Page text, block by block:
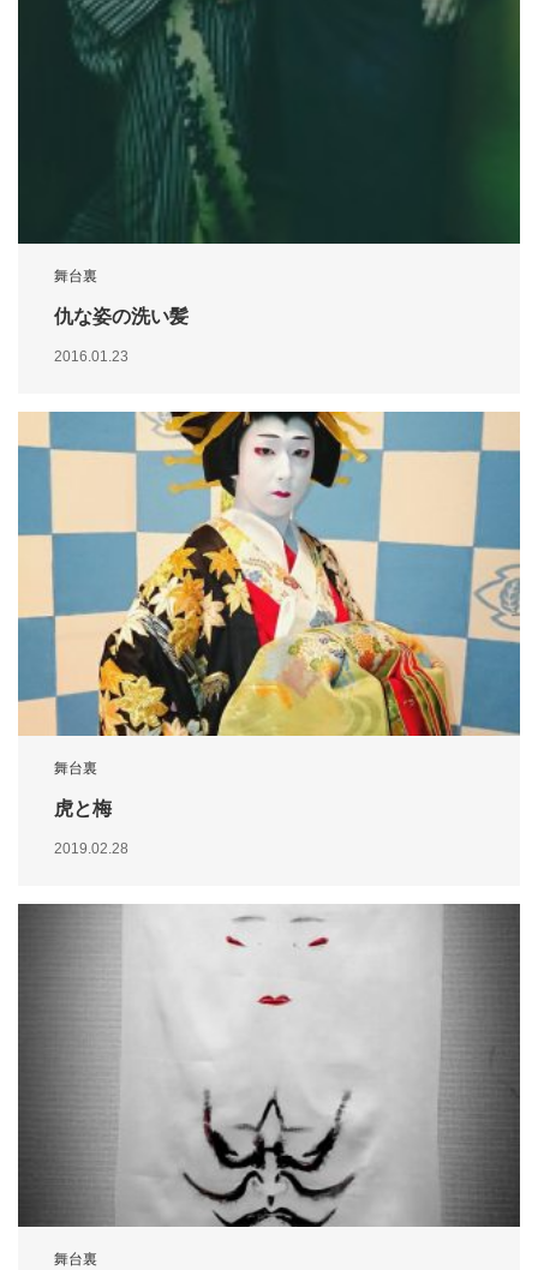
舞台裏
仇な姿の洗い髪
2016.01.23
舞台裏
虎と梅
2019.02.28
舞台裏